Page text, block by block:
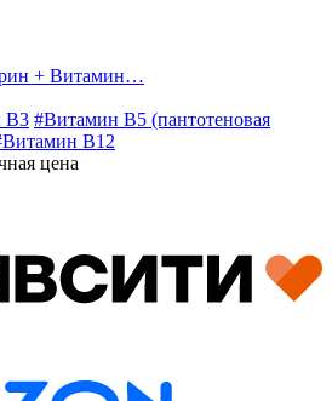
+ Витамин…
В3 #Витамин В5 (пантотеновая
B12
цена